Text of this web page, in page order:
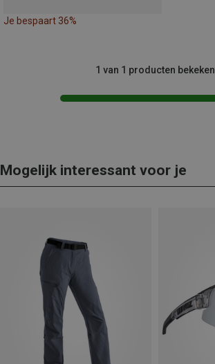
Je bespaart 36%
1 van 1 producten bekeken
Mogelijk interessant voor je